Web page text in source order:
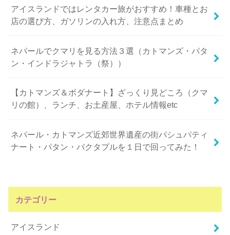
アイスランドではレンタカー旅がおすすめ！車種とお
店の選び方、ガソリンの入れ方、注意点まとめ
ネパールでクマリを見る方法３選（カトマンズ・パタ
ン・インドラジャトラ（祭））
【カトマンズ＆ボダナート】ざっくり見どころ（クマ
リの館）、ランチ、お土産屋、ホテル情報etc
ネパール・カトマンズ近郊世界遺産の街パシュパティ
ナート・パタン・バクタプルを１日で回ってみた！
カテゴリー
アイスランド